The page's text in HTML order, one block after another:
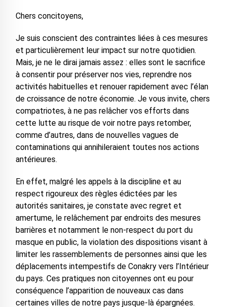
Chers concitoyens,
Je suis conscient des contraintes liées à ces mesures
et particulièrement leur impact sur notre quotidien.
Mais, je ne le dirai jamais assez : elles sont le sacrifice
à consentir pour préserver nos vies, reprendre nos
activités habituelles et renouer rapidement avec l’élan
de croissance de notre économie. Je vous invite, chers
compatriotes, à ne pas relâcher vos efforts dans
cette lutte au risque de voir notre pays retomber,
comme d’autres, dans de nouvelles vagues de
contaminations qui annihileraient toutes nos actions
antérieures.
En effet, malgré les appels à la discipline et au
respect rigoureux des règles édictées par les
autorités sanitaires, je constate avec regret et
amertume, le relâchement par endroits des mesures
barrières et notamment le non-respect du port du
masque en public, la violation des dispositions visant à
limiter les rassemblements de personnes ainsi que les
déplacements intempestifs de Conakry vers l’Intérieur
du pays. Ces pratiques non citoyennes ont eu pour
conséquence l’apparition de nouveaux cas dans
certaines villes de notre pays jusque-là épargnées.